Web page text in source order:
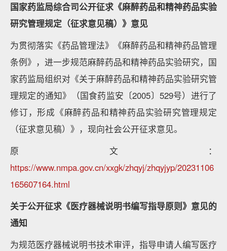
国家药监局综合司公开征求《麻醉药品和精神药品实验
研究管理规定（征求意见稿）》意见
为贯彻落实《药品管理法》《麻醉药品和精神药品管理
条例》，进一步规范麻醉药品和精神药品实验研究，国
家药监局组织对《关于麻醉药品和精神药品实验研究管
理规定的通知》（国食药监安〔2005〕529号）进行了
修订，形成《麻醉药品和精神药品实验研究管理规定
（征求意见稿）》，现向社会公开征求意见。
原文：
https://www.nmpa.gov.cn/xxgk/zhqyj/zhqyjyp/20231106
165607164.html
关于公开征求《医疗器械说明书编写指导原则》意见的
通知
为规范医疗器械说明书技术审评，指导申请人编写医疗